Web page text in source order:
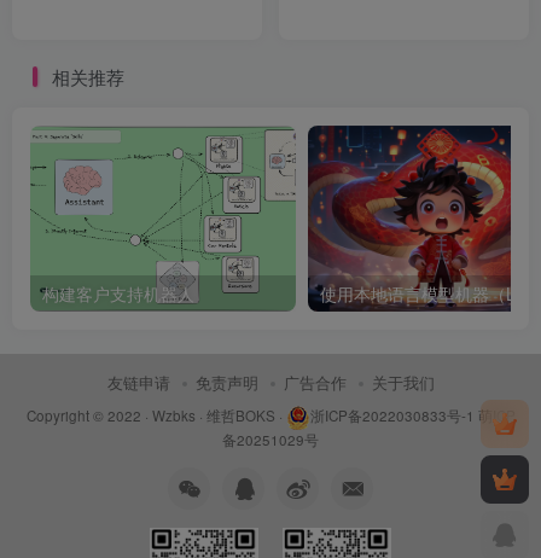
相关推荐
构建客户支持机器人 ​
友链申请 免责声明 广告合作 关于我们
Copyright © 2022 · Wzbks · 维哲BOKS · 浙ICP备2022030833号-1 萌ICP
备20251029号